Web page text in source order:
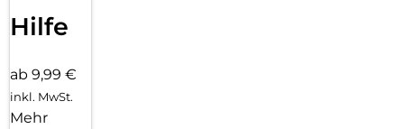
Hilfe
ab 9,99 €
inkl. MwSt.
Mehr